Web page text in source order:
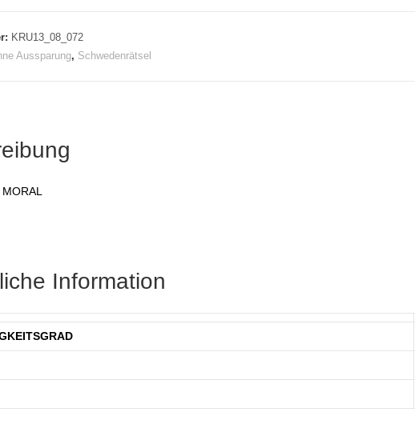
KRU13_08_072
Aussparung, Schwedenrätsel
Information